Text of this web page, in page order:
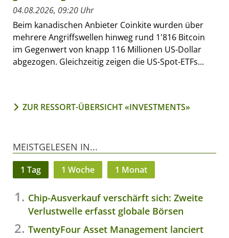
04.08.2026, 09:20 Uhr
Beim kanadischen Anbieter Coinkite wurden über
mehrere Angriffswellen hinweg rund 1'816 Bitcoin
im Gegenwert von knapp 116 Millionen US-Dollar
abgezogen. Gleichzeitig zeigen die US-Spot-ETFs...
ZUR RESSORT-ÜBERSICHT «INVESTMENTS»
MEISTGELESEN IN...
1 Tag 1 Woche 1 Monat
Chip-Ausverkauf verschärft sich: Zweite
Verlustwelle erfasst globale Börsen
TwentyFour Asset Management lanciert